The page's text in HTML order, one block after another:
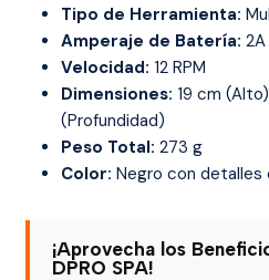
Tipo de Herramienta:
Amperaje de Batería:
Velocidad: 12 RPM
Dimensiones: 19 cm
(Profundidad)
Peso Total: 273 g
Color: Negro con
¡Aprovecha los
DPRO SPA!